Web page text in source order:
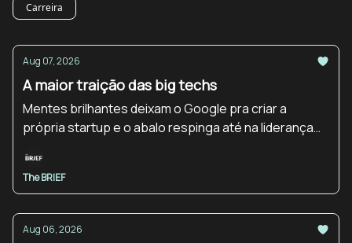
Carreira
Aug 07, 2026
A maior traição das big techs
Mentes brilhantes deixam o Google pra criar a
própria startup e o abalo respinga até na liderança
The BRIEF
Aug 06, 2026